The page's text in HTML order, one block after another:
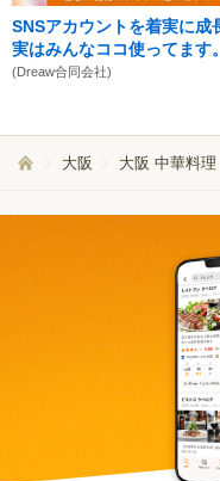
SNSアカウントを着実に成
実はみんなココ使ってます。
(Dreaw合同会社)
大阪 大阪 中華料理